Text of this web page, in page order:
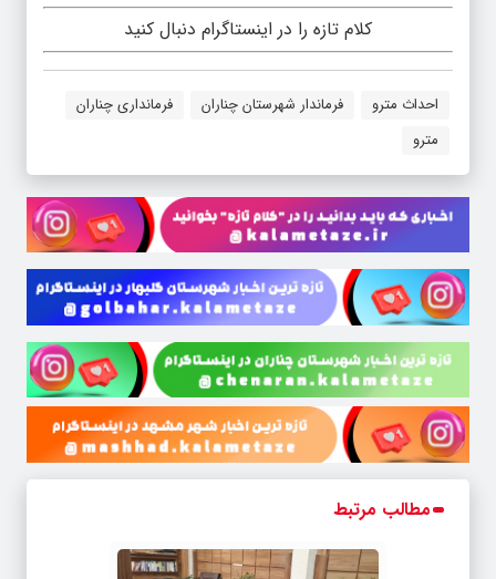
کلام تازه را در اینستاگرام دنبال کنید
احداث مترو فرماندار شهرستان چناران
فرمانداری چناران
مترو
مطالب مرتبط